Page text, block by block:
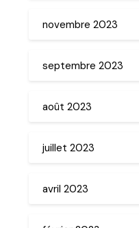
novembre 2023
septembre 2023
août 2023
juillet 2023
avril 2023